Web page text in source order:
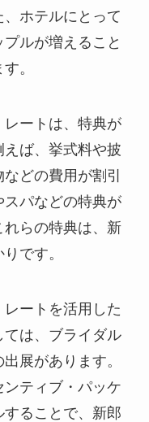
ホテルにとって
ルが増えること
。
レートは、特典が
えば、挙式料や披
どの費用が割引
スパなどの特典が
れらの特典は、新
です。
ートを活用した
は、ブライダル
展があります。
ティブ・パッケ
ることで、新郎